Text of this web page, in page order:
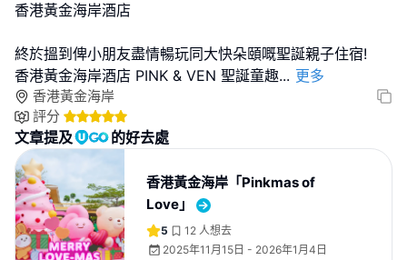
香港黃金海岸酒店
終於搵到俾小朋友盡情暢玩同大快朵頤嘅聖誕親子住宿!
香港黃金海岸酒店 PINK & VEN 聖誕童趣... 更多
香港黃金海岸
評分
文章提及 的好去處
香港黃金海岸「Pinkmas of
Love」
5 12 人想去
2025年11月15日 - 2026年1月4日